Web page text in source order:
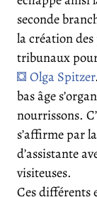
seconde
la création
tribunaux
Olga Spitzer
bas âge
nourrissons.
s’affirme par
d’assistante
visiteuses.
Ces différents